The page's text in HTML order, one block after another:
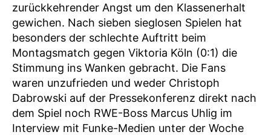
zurückkehrender Angst um den Klassenerhalt
gewichen. Nach sieben sieglosen Spielen hat
besonders der schlechte Auftritt beim
Montagsmatch gegen Viktoria Köln (0:1) die
Stimmung ins Wanken gebracht. Die Fans
waren unzufrieden und weder Christoph
Dabrowski auf der Pressekonferenz direkt nach
dem Spiel noch RWE-Boss Marcus Uhlig im
Interview mit Funke-Medien unter der Woche